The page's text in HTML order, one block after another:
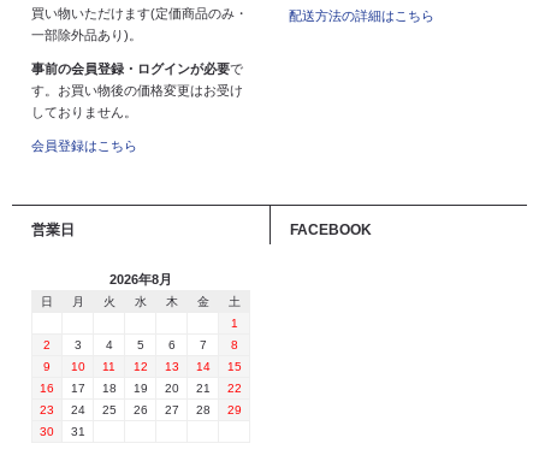
買い物いただけます(定価商品のみ・
一部除外品あり)。
事前の会員登録・ログインが必要で
す。お買い物後の価格変更はお受け
しておりません。
会員登録はこちら
配送方法の詳細はこちら
営業日
2026年8月
日 月 火 水 木 金
土
1
2
3 4 5 6 7
8
9
10 11 12 13 14
15
16
17 18 19 20 21
22
23
24 25 26 27 28
29
30
31
FACEBOOK